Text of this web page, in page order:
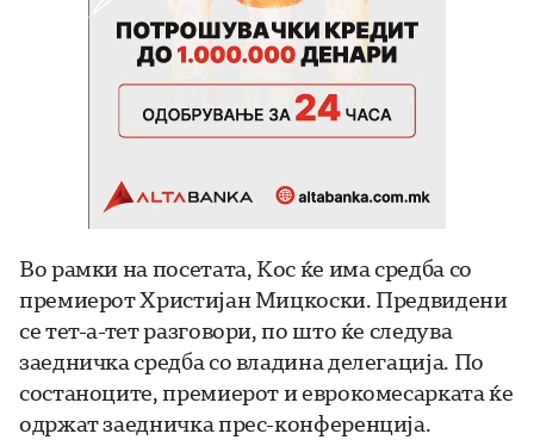
Во рамки на посетата, Кос ќе има средба со
премиерот Христијан Мицкоски. Предвидени
се тет-а-тет разговори, по што ќе следува
заедничка средба со владина делегација. По
состаноците, премиерот и еврокомесарката ќе
одржат заедничка прес-конференција.